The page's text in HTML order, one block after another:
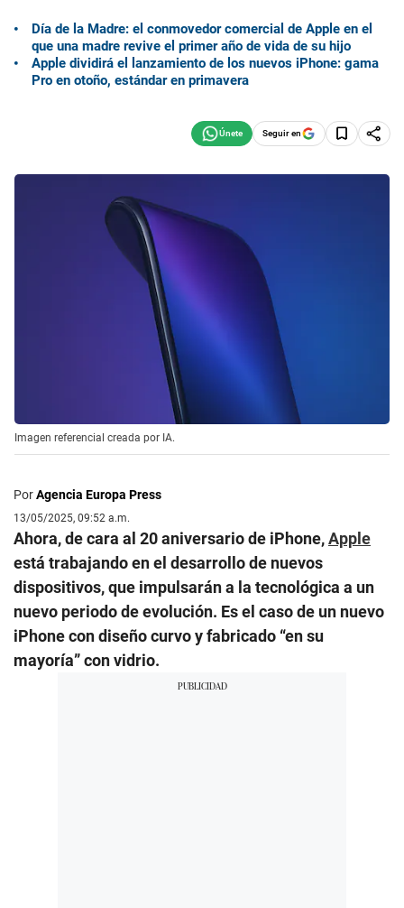
Día de la Madre: el conmovedor comercial de Apple en el
que una madre revive el primer año de vida de su hijo
Apple dividirá el lanzamiento de los nuevos iPhone: gama
Pro en otoño, estándar en primavera
Seguir en
Imagen referencial creada por IA.
PorAgencia Europa Press
13/05/2025, 09:52 a.m.
Ahora, de cara al 20 aniversario de iPhone,Apple
está trabajando en el desarrollo de nuevos
dispositivos, que impulsarán a la tecnológica a un
nuevo periodo de evolución. Es el caso de un nuevo
iPhone con diseño curvo y fabricado “en su
mayoría” con vidrio.